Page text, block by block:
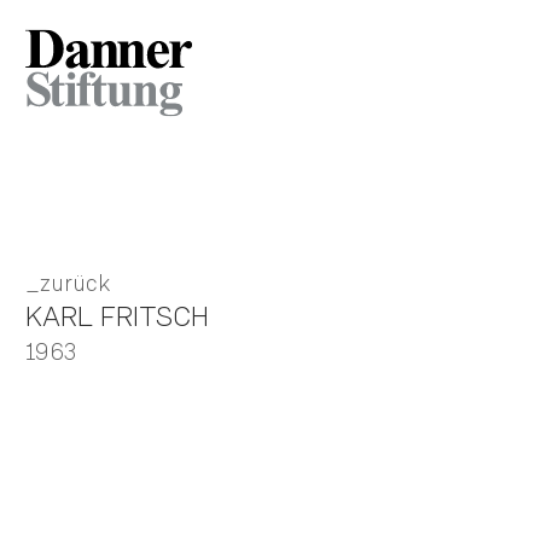
zurück
KARL FRITSCH
1963